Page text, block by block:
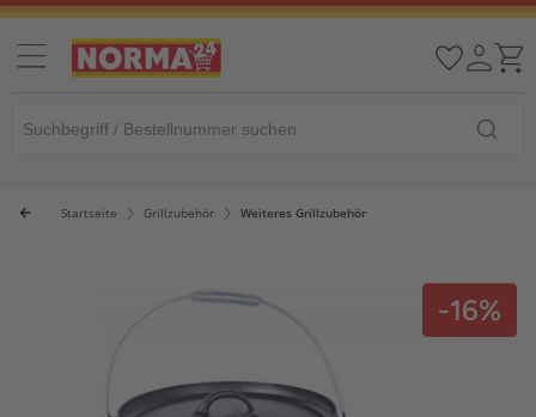
Startseite Grillzubehör Weiteres Grillzubehör
-16%